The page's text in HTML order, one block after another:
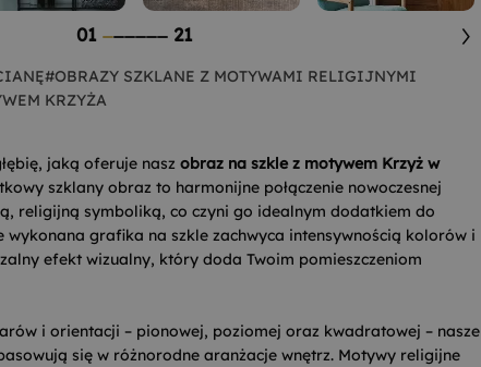
01 21
#OBRAZY SZKLANE Z MOTYWAMI RELIGIJNYMI
KRZYŻA
jaką oferuje nasz obraz na szkle z motywem Krzyż w
szklany obraz to harmonijne połączenie nowoczesnej
religijną symboliką, co czyni go idealnym dodatkiem do
wykonana grafika na szkle zachwyca intensywnością kolorów i
efekt wizualny, który doda Twoim pomieszczeniom
i orientacji – pionowej, poziomej oraz kwadratowej – nasze
się w różnorodne aranżacje wnętrz. Motywy religijne